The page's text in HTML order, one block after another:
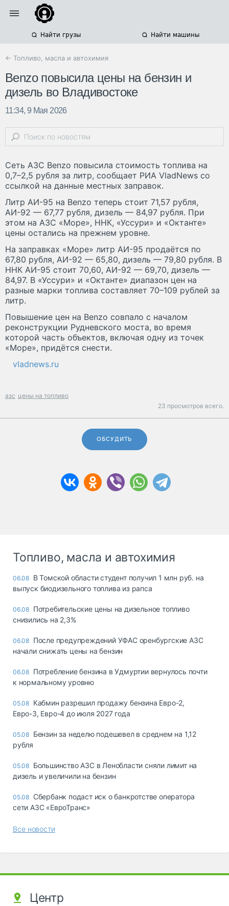
Найти грузы Найти машины
← Топливо, масла и автохимия
Benzo повысила цены на бензин и
дизель во Владивостоке
11:34, 9 Мая 2026
Сеть АЗС Benzo повысила стоимость топлива на
0,7–2,5 рубля за литр, сообщает РИА VladNews со
ссылкой на данные местных заправок.
Литр АИ-95 на Benzo теперь стоит 71,57 рубля,
АИ-92 — 67,77 рубля, дизель — 84,97 рубля. При
этом на АЗС «Море», ННК, «Уссури» и «Октанте»
цены остались на прежнем уровне.
На заправках «Море» литр АИ-95 продаётся по
67,80 рубля, АИ-92 — 65,80, дизель — 79,80 рубля. В
ННК АИ-95 стоит 70,60, АИ-92 — 69,70, дизель —
84,97. В «Уссури» и «Октанте» диапазон цен на
разные марки топлива составляет 70–109 рублей за
литр.
Повышение цен на Benzo совпало с началом
реконструкции Рудневского моста, во время
которой часть объектов, включая одну из точек
«Море», придётся снести.
vladnews.ru
азс цены на топливо
23 просмотров всего.
ОБСУДИТЬ
Топливо, масла и автохимия
06.08 В Томской области студент получил 1 млн руб. на
выпуск биодизельного топлива из рапса
06.08 Потребительские цены на дизельное топливо
снизились на 2,3%
06.08 После предупреждений УФАС оренбургские АЗС
начали снижать цены на бензин
06.08 Потребление бензина в Удмуртии вернулось почти
к нормальному уровню
05.08 Кабмин разрешил продажу бензина Евро-2,
Евро-3, Евро-4 до июля 2027 года
05.08 Бензин за неделю подешевел в среднем на 1,12
рубля
05.08 Большинство АЗС в Ленобласти сняли лимит на
дизель и увеличили на бензин
05.08 Сбербанк подаст иск о банкротстве оператора
сети АЗС «ЕвроТранс»
Все новости
Центр